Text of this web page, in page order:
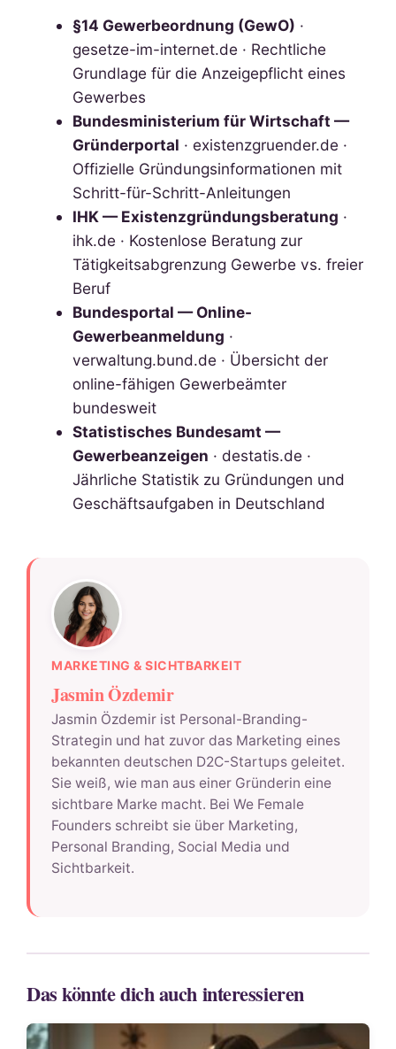
§14 Gewerbeordnung (GewO) ·
gesetze-im-internet.de · Rechtliche
Grundlage für die Anzeigepflicht eines
Gewerbes
Bundesministerium für Wirtschaft —
Gründerportal · existenzgruender.de ·
Offizielle Gründungsinformationen mit
Schritt-für-Schritt-Anleitungen
IHK — Existenzgründungsberatung ·
ihk.de · Kostenlose Beratung zur
Tätigkeitsabgrenzung Gewerbe vs. freier
Beruf
Bundesportal — Online-
Gewerbeanmeldung ·
verwaltung.bund.de · Übersicht der
online-fähigen Gewerbeämter
bundesweit
Statistisches Bundesamt —
Gewerbeanzeigen · destatis.de ·
Jährliche Statistik zu Gründungen und
Geschäftsaufgaben in Deutschland
MARKETING & SICHTBARKEIT
Jasmin Özdemir
Jasmin Özdemir ist Personal-Branding-
Strategin und hat zuvor das Marketing eines
bekannten deutschen D2C-Startups geleitet.
Sie weiß, wie man aus einer Gründerin eine
sichtbare Marke macht. Bei We Female
Founders schreibt sie über Marketing,
Personal Branding, Social Media und
Sichtbarkeit.
Das könnte dich auch interessieren